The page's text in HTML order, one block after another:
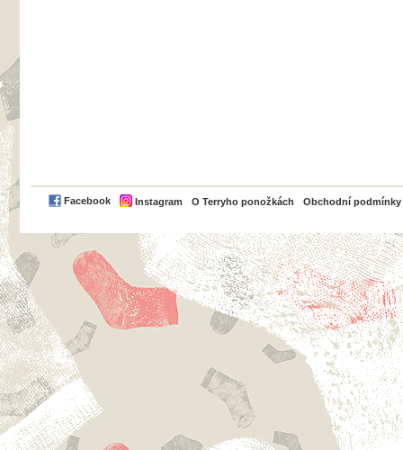
Facebook Instagram O Terryho ponožkách Obchodní podmínky
PayPal